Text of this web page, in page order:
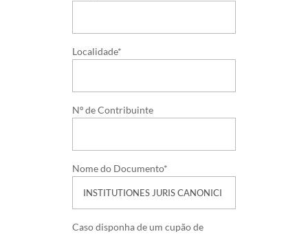
Localidade*
Nº de Contribuinte
Nome do Documento*
Caso disponha de um cupão de